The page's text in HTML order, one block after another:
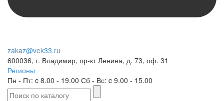
zakaz@vek33.ru
600036, г. Владимир, пр-кт Ленина, д. 73, оф. 31
Регионы
Пн - Пт: c 8.00 - 19.00 Сб - Вс: c 9.00 - 15.00